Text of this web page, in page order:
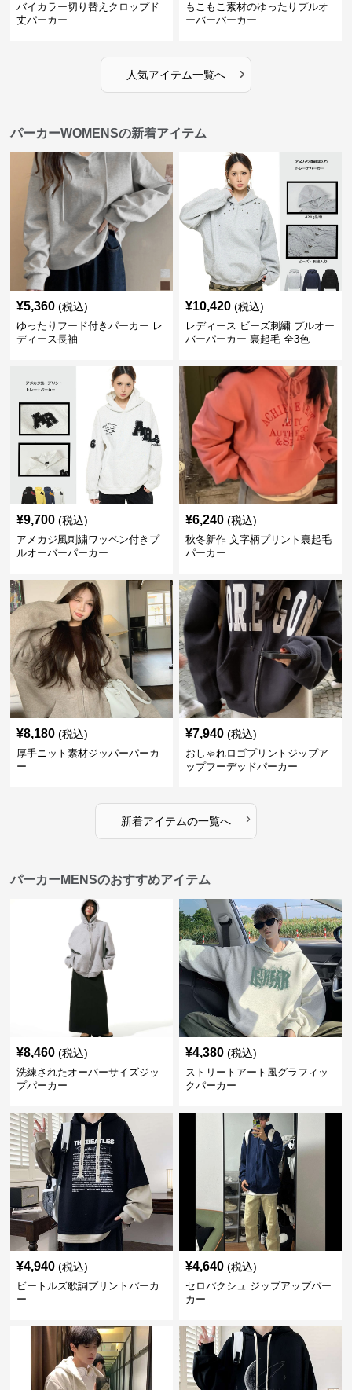
バイカラー切り替えクロップド
丈パーカー
もこもこ素材のゆったりプルオ
ーバーパーカー
人気アイテム一覧へ ›
パーカーWOMENSの新着アイテム
¥5,360 (税込)
ゆったりフード付きパーカー レ
ディース長袖
¥10,420 (税込)
レディース ビーズ刺繍 プルオー
バーパーカー 裏起毛 全3色
¥9,700 (税込)
アメカジ風刺繍ワッペン付きプ
ルオーバーパーカー
¥6,240 (税込)
秋冬新作 文字柄プリント裏起毛
パーカー
¥8,180 (税込)
厚手ニット素材ジッパーパーカ
ー
¥7,940 (税込)
おしゃれロゴプリントジップア
ップフーデッドパーカー
新着アイテムの一覧へ ›
パーカーMENSのおすすめアイテム
¥8,460 (税込)
洗練されたオーバーサイズジッ
プパーカー
¥4,380 (税込)
ストリートアート風グラフィッ
クパーカー
¥4,940 (税込)
ビートルズ歌詞プリントパーカ
ー
¥4,640 (税込)
セロパクシュ ジップアップパー
カー